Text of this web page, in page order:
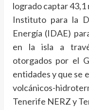
logrado captar 43,1
Instituto para la
Energía (IDAE)
en la isla a
otorgados por el
entidades y que se
volcánicos-
Tenerife NERZ y